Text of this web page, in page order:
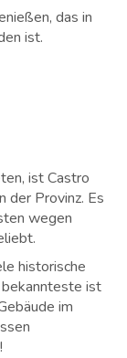
das in
ist.
ist Castro
der Provinz. Es
wegen
historische
ist
im